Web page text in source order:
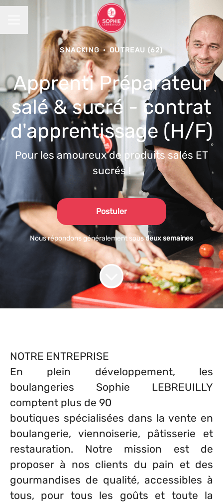
SNACKING · OUTREAU (62)
Apprenti Préparateur
salé & sucré - contrat
d'apprentissage (H/F)
Pour les amoureux de produits salés ET
sucrés !
Postuler
Nous répondons généralement sousdeux semaines
NOTRE ENTREPRISE
En plein développement, les
boulangeries Sophie LEBREUILLY
comptent plus de 90
boutiques spécialisées dans la vente en
boulangerie, viennoiserie, pâtisserie et
restauration. Notre mission est de
proposer à nos clients du pain et des
gourmandises de qualité, accessibles à
tous, pour tous les goûts et toute la